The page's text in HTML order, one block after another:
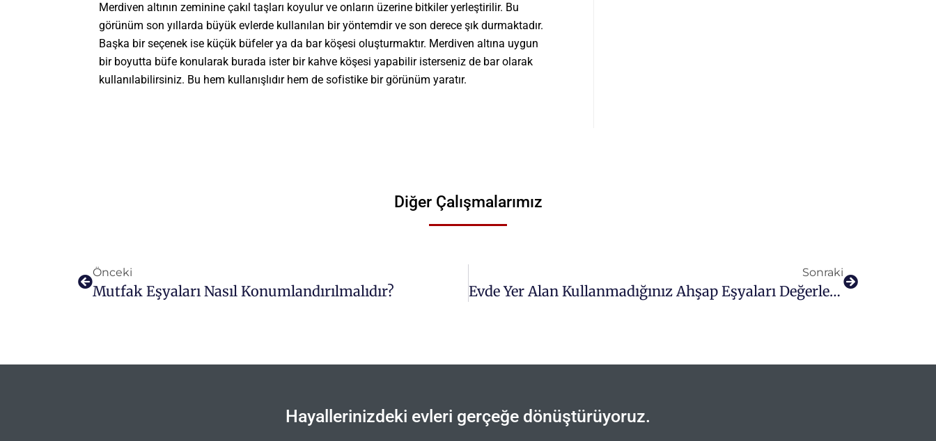
Merdiven altının zeminine çakıl taşları koyulur ve onların üzerine bitkiler yerleştirilir. Bu
görünüm son yıllarda büyük evlerde kullanılan bir yöntemdir ve son derece şık durmaktadır.
Başka bir seçenek ise küçük büfeler ya da bar köşesi oluşturmaktır. Merdiven altına uygun
bir boyutta büfe konularak burada ister bir kahve köşesi yapabilir isterseniz de bar olarak
kullanılabilirsiniz. Bu hem kullanışlıdır hem de sofistike bir görünüm yaratır.
Diğer Çalışmalarımız
Önceki
Mutfak Eşyaları Nasıl Konumlandırılmalıdır?
Sonraki
Evde Yer Alan Kullanmadığınız Ahşap Eşyaları Değerlendirme Yöntemi
Hayallerinizdeki evleri gerçeğe dönüştürüyoruz.